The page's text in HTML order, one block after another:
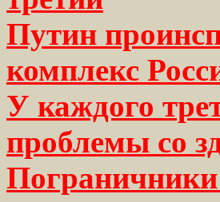
Путин
комплекс
У каждого
проблемы со